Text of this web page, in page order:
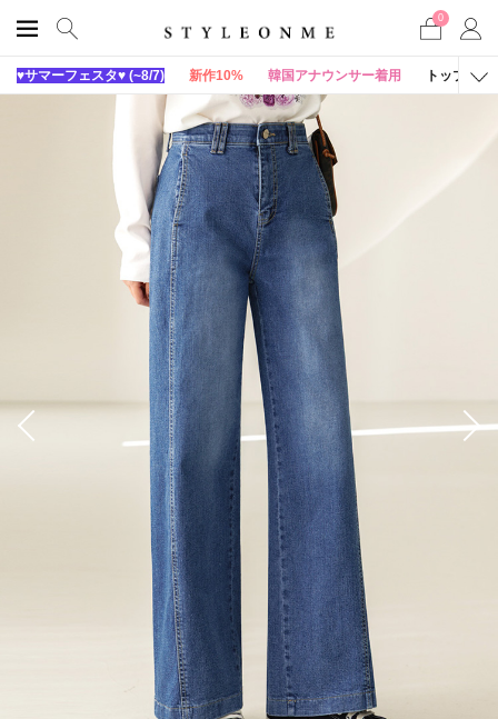
0
♥サマーフェスタ♥ (~8/7) 新作10% 韓国アナウンサー着用 トップス